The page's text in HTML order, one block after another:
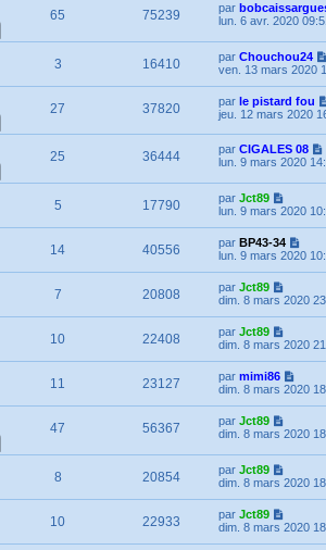
65 75239 par
lun. 6 avr. 2020
3 16410 par Chouchou24
ven. 13 mars 2020
27 37820 par le pistard fou
jeu. 12 mars 2020
25 36444 par CIGALES 08
lun. 9 mars 2020
5 17790 par Jct89
lun. 9 mars 2020
14 40556 par BP43-34
lun. 9 mars 2020
7 20808 par Jct89
dim. 8 mars 2020
10 22408 par Jct89
dim. 8 mars 2020
11 23127 par mimi86
dim. 8 mars 2020
47 56367 par Jct89
dim. 8 mars 2020
8 20854 par Jct89
dim. 8 mars 2020
10 22933 par Jct89
dim. 8 mars 2020